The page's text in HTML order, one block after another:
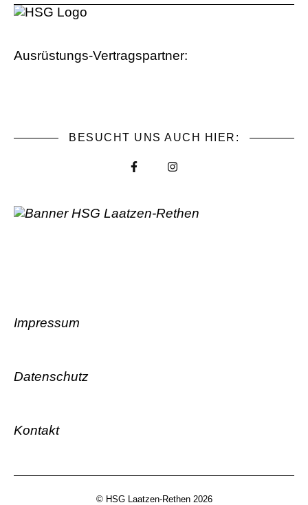
Ausrüstungs-Vertragspartner:
BESUCHT UNS AUCH HIER:
Impressum
Datenschutz
Kontakt
© HSG Laatzen-Rethen 2026